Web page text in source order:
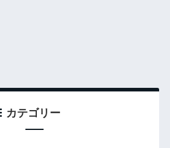
カテゴリー